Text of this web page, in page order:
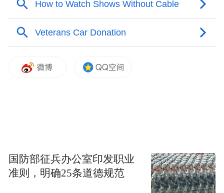
图：小小科学家在AWE追觅宇宙展馆智能汽车展
区
国防部征兵办公室印发职业
准则，明确25条道德规范